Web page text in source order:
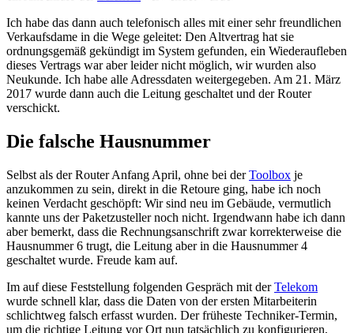
Ich habe das dann auch telefonisch alles mit einer sehr freundlichen
Verkaufsdame in die Wege geleitet: Den Altvertrag hat sie
ordnungsgemäß gekündigt im System gefunden, ein Wiederaufleben
dieses Vertrags war aber leider nicht möglich, wir wurden also
Neukunde. Ich habe alle Adressdaten weitergegeben. Am 21. März
2017 wurde dann auch die Leitung geschaltet und der Router
verschickt.
Die falsche Hausnummer
Selbst als der Router Anfang April, ohne bei derToolbox je
anzukommen zu sein, direkt in die Retoure ging, habe ich noch
keinen Verdacht geschöpft: Wir sind neu im Gebäude, vermutlich
kannte uns der Paketzusteller noch nicht. Irgendwann habe ich dann
aber bemerkt, dass die Rechnungsanschrift zwar korrekterweise die
Hausnummer 6 trugt, die Leitung aber in die Hausnummer 4
geschaltet wurde. Freude kam auf.
Im auf diese Feststellung folgenden Gespräch mit derTelekom
wurde schnell klar, dass die Daten von der ersten Mitarbeiterin
schlichtweg falsch erfasst wurden. Der früheste Techniker-Termin,
um die richtige Leitung vor Ort nun tatsächlich zu konfigurieren,